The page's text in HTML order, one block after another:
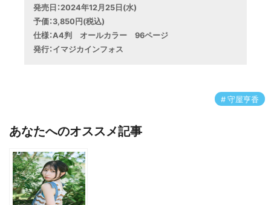
発売日：2024年12月25日(水)
予価：3,850円(税込)
仕様：A4判　オールカラー　96ページ
発行：イマジカインフォス
守屋亨香
あなたへのオススメ記事